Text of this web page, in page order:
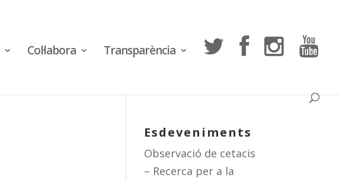
Col·labora Transparència
Esdeveniments
Observació de cetacis
– Recerca per a la